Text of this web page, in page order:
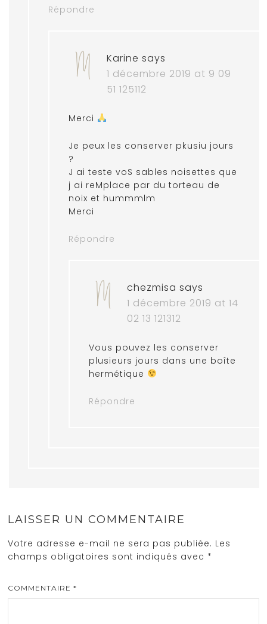
Répondre
Karine says
1 décembre 2019 at 9 09
51 125112
Merci
Je peux les conserver pkusiu jours
?
J ai teste voS sables noisettes que
j ai reMplace par du torteau de
noix et hummmlm
Merci
Répondre
chezmisa says
1 décembre 2019 at 14
02 13 121312
Vous pouvez les conserver
plusieurs jours dans une boîte
hermétique
Répondre
LAISSER UN COMMENTAIRE
Votre adresse e-mail ne sera pas publiée. Les
champs obligatoires sont indiqués avec *
COMMENTAIRE*